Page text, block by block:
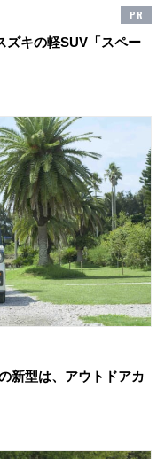
ズキの軽SUV「スペー
PR
新型は、アウトドアカ